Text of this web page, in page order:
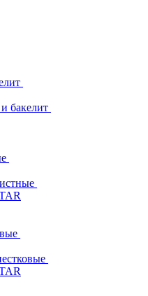
бакелит